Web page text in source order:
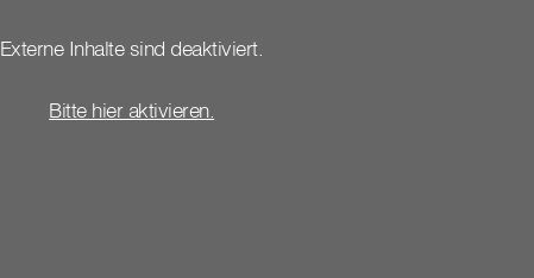
Externe Inhalte sind deaktiviert.
Bitte hier aktivieren.